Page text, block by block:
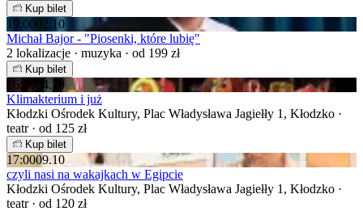
Kup bilet
19:0002.10
Michał Bajor - "Piosenki, które lubię"
2 lokalizacje · muzyka · od 199 zł
Kup bilet
16:00
04.10
Klimakterium i już
Kłodzki Ośrodek Kultury, Plac Władysława Jagiełły 1, Kłodzko ·
teatr · od 125 zł
Kup bilet
17:0009.10
czyli nasi na wakajkach w Egipcie
Kłodzki Ośrodek Kultury, Plac Władysława Jagiełły 1, Kłodzko ·
teatr · od 120 zł